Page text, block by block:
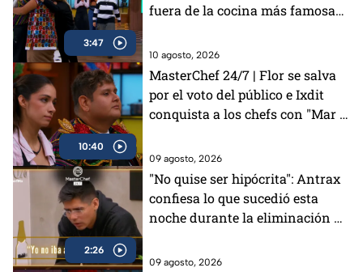
3:47
fuera de la cocina más famosa
10 agosto, 2026
10:40
MasterChef 24/7 | Flor se salva
por el voto del público e Ixdit
conquista a los chefs con "Mar y
09 agosto, 2026
2:26
"No quise ser hipócrita": Antrax
confiesa lo que sucedió esta
noche durante la eliminación de
09 agosto, 2026